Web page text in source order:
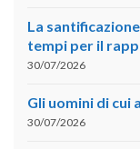
La
tempi per il
30/07/2026
Gli uomini di cui
30/07/2026